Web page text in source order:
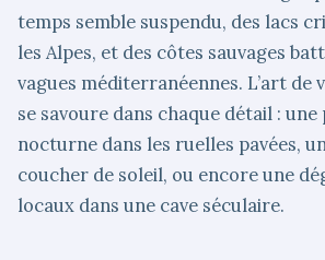
temps semble suspendu, des lacs
les Alpes, et des côtes sauvages
vagues méditerranéennes. L’art de
se savoure dans chaque détail :
nocturne dans les ruelles pavées,
coucher de soleil, ou encore une
locaux dans une cave séculaire.